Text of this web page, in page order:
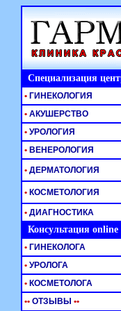
Специализация
• ГИНЕКОЛОГИЯ
• АКУШЕРСТВО
• УРОЛОГИЯ
• ВЕНЕРОЛОГИЯ
• ДЕРМАТОЛОГИЯ
• КОСМЕТОЛОГИЯ
• ДИАГНОСТИКА
Консультация online
• ГИНЕКОЛОГА
• УРОЛОГА
• КОСМЕТОЛОГА
•• ОТЗЫВЫ ••